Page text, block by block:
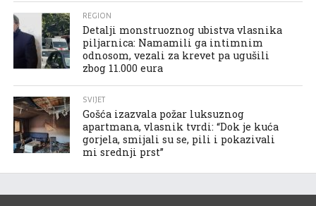
REGION
Detalji monstruoznog ubistva vlasnika
piljarnica: Namamili ga intimnim
odnosom, vezali za krevet pa ugušili
zbog 11.000 eura
SVIJET
Gošća izazvala požar luksuznog
apartmana, vlasnik tvrdi: “Dok je kuća
gorjela, smijali su se, pili i pokazivali
mi srednji prst”